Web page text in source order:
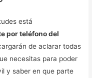
está
por teléfono del
de aclarar todas
necesitas para poder
y saber en que parte